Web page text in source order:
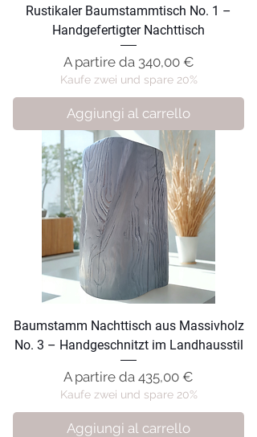
Rustikaler Baumstammtisch No. 1 –
Handgefertigter Nachttisch
A partire da 340,00 €
Prezzo scontato
Kaufe zwei und spare 20%
Aggiungi al carrello
Baumstamm Nachttisch aus Massivholz
No. 3 – Handgeschnitzt im Landhausstil
A partire da 435,00 €
Prezzo scontato
Kaufe zwei und spare 20%
Aggiungi al carrello